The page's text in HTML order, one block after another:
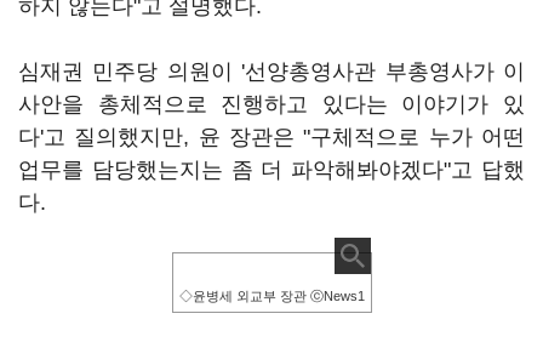
하지 않는다"고 설명했다.
심재권 민주당 의원이 '선양총영사관 부총영사가 이
사안을 총체적으로 진행하고 있다는 이야기가 있
다'고 질의했지만, 윤 장관은 "구체적으로 누가 어떤
업무를 담당했는지는 좀 더 파악해봐야겠다"고 답했
다.
◇윤병세 외교부 장관 ⓒNews1